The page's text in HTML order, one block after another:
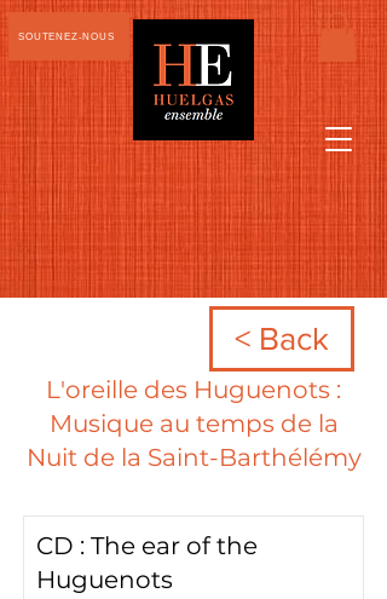
SOUTENEZ-NOUS
< Back
L'oreille des Huguenots :
Musique au temps de la
Nuit de la Saint-Barthélémy
CD : The ear of the
Huguenots